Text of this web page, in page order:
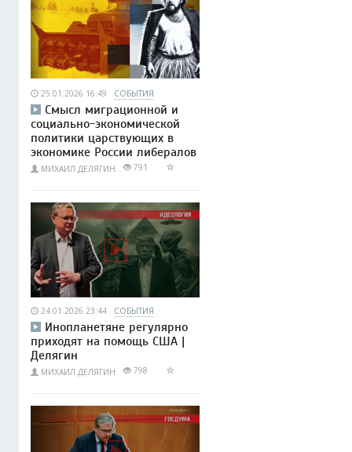
25.01.2026 16:49 СОБЫТИЯ
Смысл миграционной и
социально-экономической
политики царствующих в
экономике России либералов
МИХАИЛ ДЕЛЯГИН 791
24.01.2026 23:44 СОБЫТИЯ
Инопланетяне регулярно
приходят на помощь США |
Делягин
МИХАИЛ ДЕЛЯГИН 798